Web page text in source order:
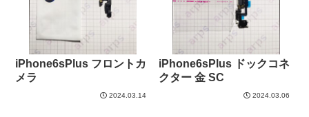
iPhone6sPlus フロントカ
メラ
2024.03.14
iPhone6sPlus ドックコネ
クター 金 SC
2024.03.06